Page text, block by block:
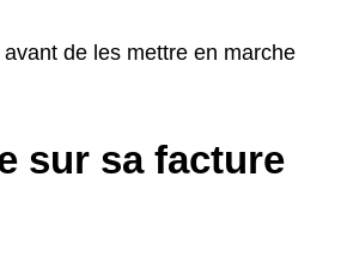
de les mettre en marche
sur sa facture